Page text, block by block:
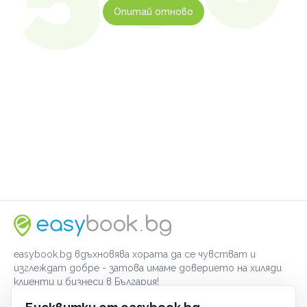
Опитай отново
easybook.bg вдъхновява хората да се чувстват и
изглеждат добре - затова имаме доверието на хиляди
клиенти и бизнеси в България!